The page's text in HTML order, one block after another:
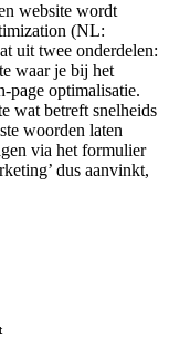
website wordt
(NL:
uit twee onderdelen:
waar je bij het
page optimalisatie.
wat betreft snelheids
woorden laten
via het formulier
dus aanvinkt,